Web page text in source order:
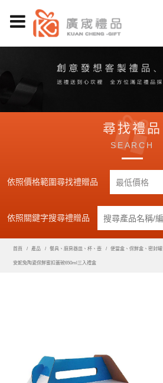
尋找禮品
SEARCH
依照價格範圍尋找禮贈品
依照關鍵字搜尋禮贈品
首頁 產品 餐具、廚房器皿、杯、壺 便當盒、保鮮盒、密封罐
安妮兔陶瓷保鮮蜜扣蓋碗650ml三入禮盒